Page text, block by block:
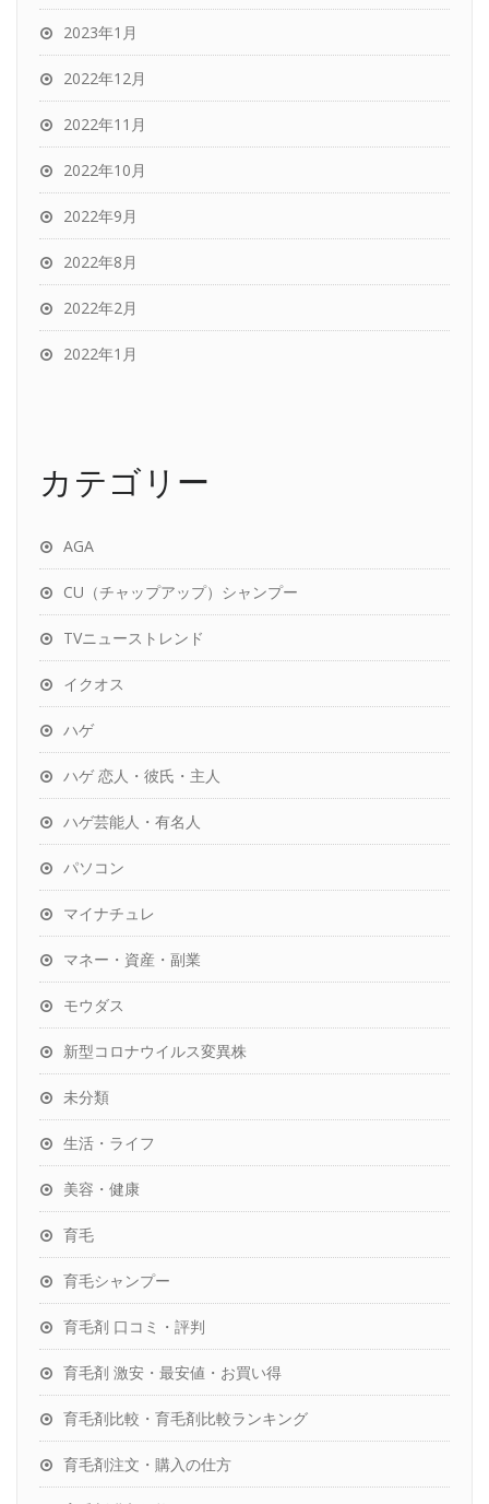
2023年1月
2022年12月
2022年11月
2022年10月
2022年9月
2022年8月
2022年2月
2022年1月
カテゴリー
AGA
CU（チャップアップ）シャンプー
TVニューストレンド
イクオス
ハゲ
ハゲ 恋人・彼氏・主人
ハゲ芸能人・有名人
パソコン
マイナチュレ
マネー・資産・副業
モウダス
新型コロナウイルス変異株
未分類
生活・ライフ
美容・健康
育毛
育毛シャンプー
育毛剤 口コミ・評判
育毛剤 激安・最安値・お買い得
育毛剤比較・育毛剤比較ランキング
育毛剤注文・購入の仕方